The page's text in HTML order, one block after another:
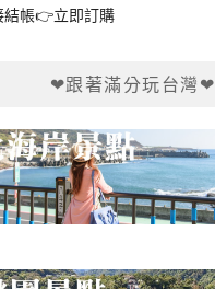
結帳👉立即訂購
❤跟著滿分玩台灣❤